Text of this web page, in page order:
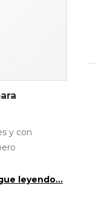
y con
leyendo...